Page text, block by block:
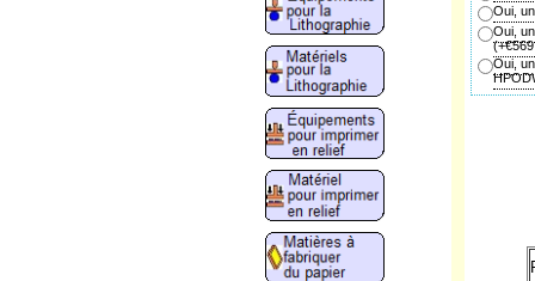
Oui,
Oui,
(+
Oui,